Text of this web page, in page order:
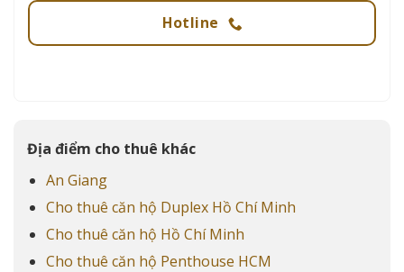
Hotline
Địa điểm cho thuê khác
An Giang
Cho thuê căn hộ Duplex Hồ Chí Minh
Cho thuê căn hộ Hồ Chí Minh
Cho thuê căn hộ Penthouse HCM